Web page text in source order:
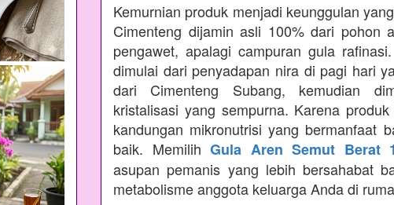
Kemurnian produk menjadi keunggulan
Cimenteng dijamin asli 100% dari pohon
pengawet, apalagi campuran gula
dimulai dari penyadapan nira di pagi hari
dari Cimenteng Subang, kemudian
kristalisasi yang sempurna. Karena
kandungan mikronutrisi yang bermanfaat
baik. MemilihGula Aren Semut Berat
asupan pemanis yang lebih bersahabat
metabolisme anggota keluarga Anda di